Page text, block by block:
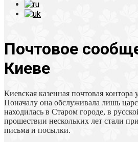
Почтовое
Киеве
Киевская казенная почтовая контора
Поначалу она обслуживала лишь
находилась в Старом городе, в
прошествии нескольких лет стали
письма и посылки.